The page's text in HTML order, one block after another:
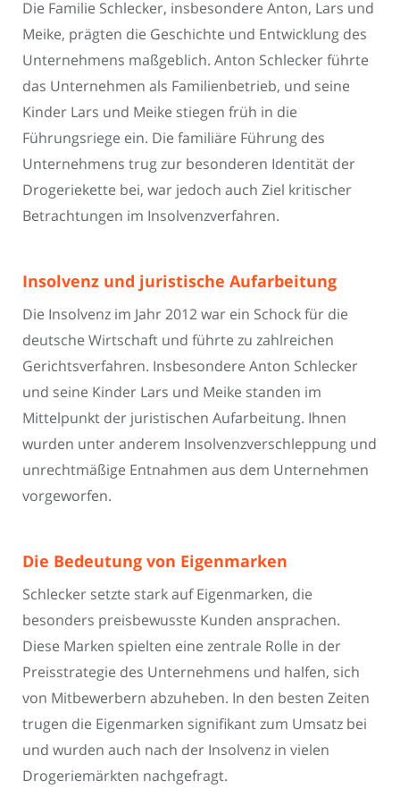
Die Familie Schlecker, insbesondere Anton, Lars und
Meike, prägten die Geschichte und Entwicklung des
Unternehmens maßgeblich. Anton Schlecker führte
das Unternehmen als Familienbetrieb, und seine
Kinder Lars und Meike stiegen früh in die
Führungsriege ein. Die familiäre Führung des
Unternehmens trug zur besonderen Identität der
Drogeriekette bei, war jedoch auch Ziel kritischer
Betrachtungen im Insolvenzverfahren.
Insolvenz und juristische Aufarbeitung
Die Insolvenz im Jahr 2012 war ein Schock für die
deutsche Wirtschaft und führte zu zahlreichen
Gerichtsverfahren. Insbesondere Anton Schlecker
und seine Kinder Lars und Meike standen im
Mittelpunkt der juristischen Aufarbeitung. Ihnen
wurden unter anderem Insolvenzverschleppung und
unrechtmäßige Entnahmen aus dem Unternehmen
vorgeworfen.
Die Bedeutung von Eigenmarken
Schlecker setzte stark auf Eigenmarken, die
besonders preisbewusste Kunden ansprachen.
Diese Marken spielten eine zentrale Rolle in der
Preisstrategie des Unternehmens und halfen, sich
von Mitbewerbern abzuheben. In den besten Zeiten
trugen die Eigenmarken signifikant zum Umsatz bei
und wurden auch nach der Insolvenz in vielen
Drogeriemärkten nachgefragt.